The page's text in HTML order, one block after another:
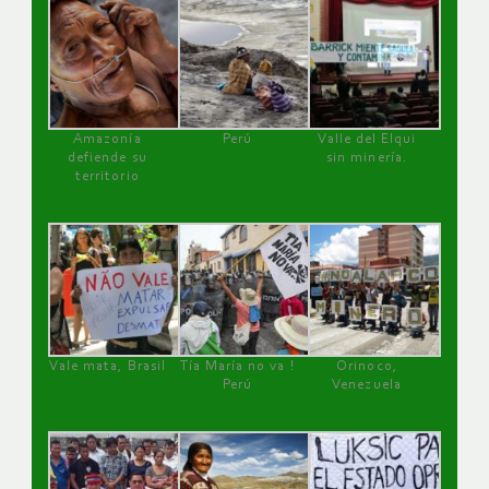
Amazonía
defiende su
territorio
Perú
Valle del Elqui
sin minería.
Vale mata, Brasil
Tía María no va !
Perú
Orinoco,
Venezuela